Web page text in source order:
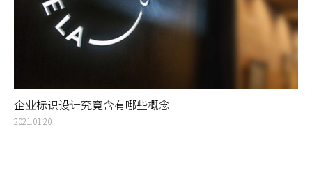
企业标识设计究竟含有哪些概念
2021.01.20